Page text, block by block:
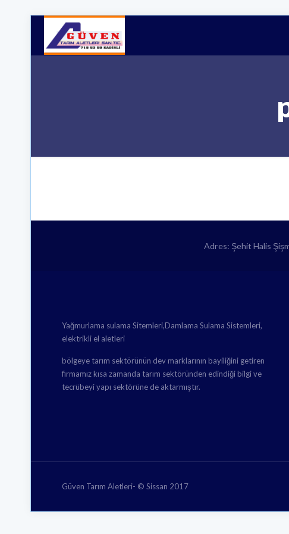
Adres: Şehit Halis
Yağmurlama sulama Sitemleri,Damlama Sulama Sistemleri,
elektrikli el aletleri
bölgeye tarım sektörünün dev marklarının bayiliğini getiren
firmamız kısa zamanda tarım sektöründen edindiği bilgi ve
tecrübeyi yapı sektörüne de aktarmıştır.
Güven Tarım Aletleri- © Sissan 2017